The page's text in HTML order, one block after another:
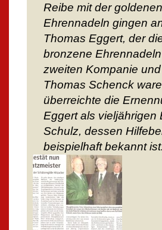
Reibe mit der
Ehrennadeln gingen
Thomas Eggert, der
bronzene
zweiten Kompanie
Thomas Schenck
überreichte die
Eggert als vieljährigen
Schulz, dessen
beispielhaft bekannt ist.